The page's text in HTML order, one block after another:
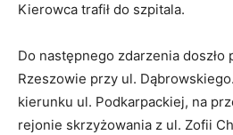
Kierowca trafił do szpitala.
Do następnego zdarzenia doszło
Rzeszowie przy ul.
kierunku ul. Podkarpackiej, na
rejonie skrzyżowania z ul. Zofii